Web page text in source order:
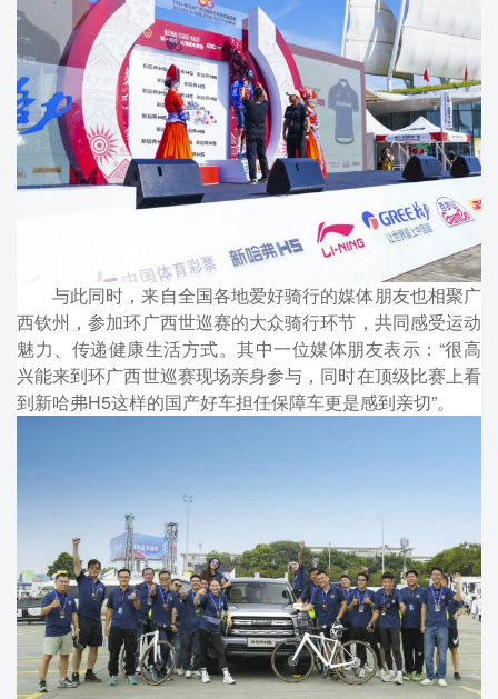
与此同时，来自全国各地爱好骑行的媒体朋友也相聚广
西钦州，参加环广西世巡赛的大众骑行环节，共同感受运动
魅力、传递健康生活方式。其中一位媒体朋友表示：“很高
兴能来到环广西世巡赛现场亲身参与，同时在顶级比赛上看
到新哈弗H5这样的国产好车担任保障车更是感到亲切”。